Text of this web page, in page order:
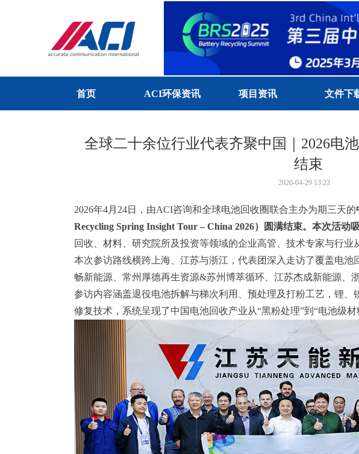
首页 ACI环保资讯 项目资讯 文件下
全球二十余位行业代表齐聚中国｜2026电
结束
2026年4月24日，由ACI咨询和全球电池回收圈联合主办为期三天的
Recycling Spring Insight Tour – China 2026）
圆满结束。本次活动
回收、材料、研究院所及投资等领域的企业高管、技术专家与行业
本次参访路线横跨上海、江苏与浙江，代表团深入走访了覆盖电池
畅新能源、常州厚德再生资源&苏州博萃循环、江苏杰成新能源、
参访内容涵盖退役电池拆解与梯次利用、预处理及打粉工艺，锂
修复技术，系统呈现了中国电池回收产业从“黑粉处理”到“电池级材
2026-04-29 13:23